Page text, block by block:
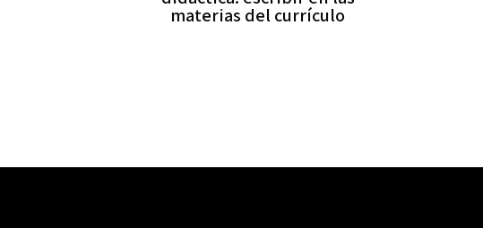
materias del currículo